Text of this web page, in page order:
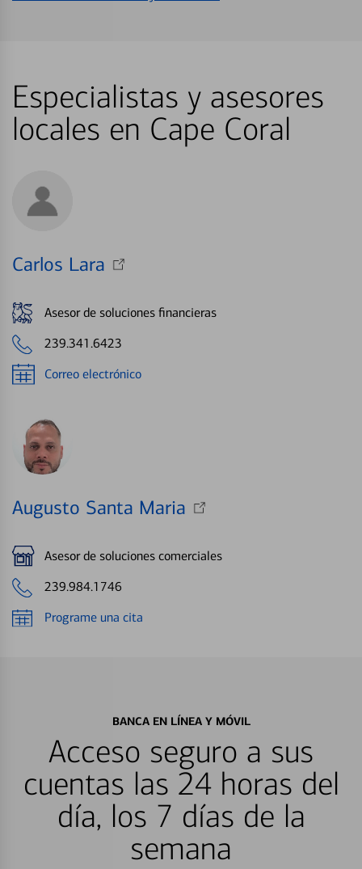
Especialistas y asesores
locales en Cape Coral
Carlos Lara
Asesor de soluciones financieras
239.341.6423
Correo electrónico
Augusto Santa Maria
Asesor de soluciones comerciales
239.984.1746
Programe una cita
BANCA EN LÍNEA Y MÓVIL
Acceso seguro a sus
cuentas las 24 horas del
día, los 7 días de la
semana